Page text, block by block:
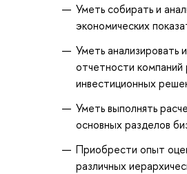
Уметь собирать и
экономических
Уметь
отчетности компаний
инвестиционных
Уметь выполнять
основных разделов
Приобрести опыт
различных